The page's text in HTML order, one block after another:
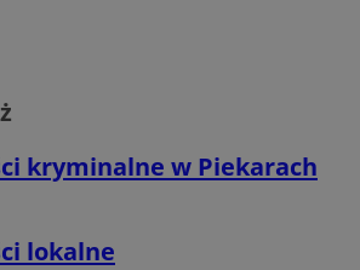
kryminalne w Piekarach
lokalne